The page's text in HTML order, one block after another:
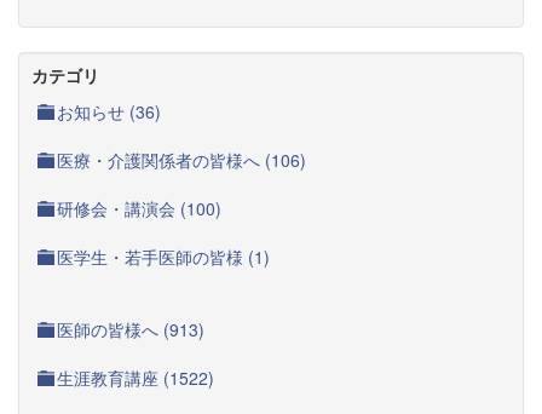
カテゴリ
お知らせ (36)
医療・介護関係者の皆様へ (106)
研修会・講演会 (100)
医学生・若手医師の皆様 (1)
医師の皆様へ (913)
生涯教育講座 (1522)